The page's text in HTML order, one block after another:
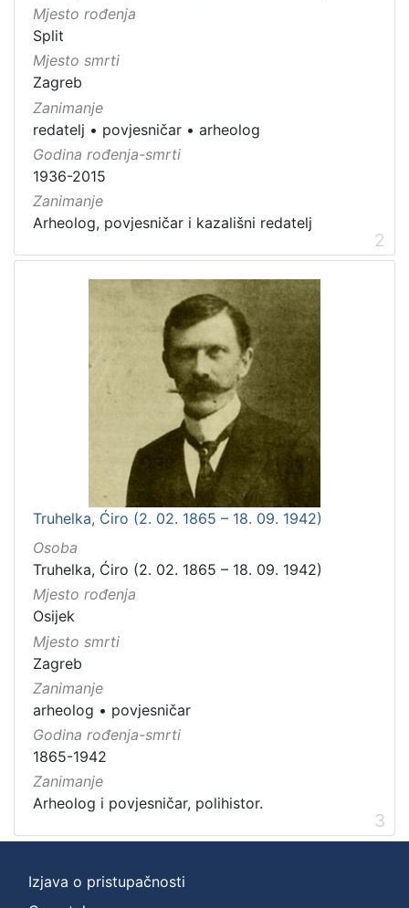
Mjesto rođenja
Split
Mjesto smrti
Zagreb
Zanimanje
redatelj • povjesničar • arheolog
Godina rođenja-smrti
1936-2015
Zanimanje
Arheolog, povjesničar i kazališni redatelj
2
Truhelka, Ćiro (2. 02. 1865 – 18. 09. 1942)
Osoba
Truhelka, Ćiro (2. 02. 1865 – 18. 09. 1942)
Mjesto rođenja
Osijek
Mjesto smrti
Zagreb
Zanimanje
arheolog • povjesničar
Godina rođenja-smrti
1865-1942
Zanimanje
Arheolog i povjesničar, polihistor.
3
Izjava o pristupačnosti